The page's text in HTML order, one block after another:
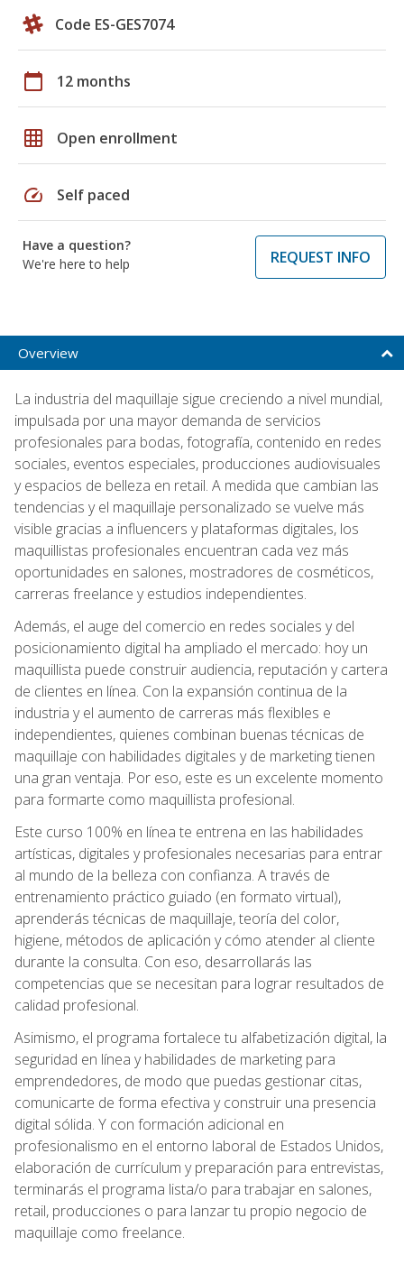
Code ES-GES7074
calendar_today 12 months
grid_on Open enrollment
speed Self paced
Have a question?
We're here to help
REQUEST INFO
Overview
La industria del maquillaje sigue creciendo a nivel mundial,
impulsada por una mayor demanda de servicios
profesionales para bodas, fotografía, contenido en redes
sociales, eventos especiales, producciones audiovisuales
y espacios de belleza en retail. A medida que cambian las
tendencias y el maquillaje personalizado se vuelve más
visible gracias a influencers y plataformas digitales, los
maquillistas profesionales encuentran cada vez más
oportunidades en salones, mostradores de cosméticos,
carreras freelance y estudios independientes.
Además, el auge del comercio en redes sociales y del
posicionamiento digital ha ampliado el mercado: hoy un
maquillista puede construir audiencia, reputación y cartera
de clientes en línea. Con la expansión continua de la
industria y el aumento de carreras más flexibles e
independientes, quienes combinan buenas técnicas de
maquillaje con habilidades digitales y de marketing tienen
una gran ventaja. Por eso, este es un excelente momento
para formarte como maquillista profesional.
Este curso 100% en línea te entrena en las habilidades
artísticas, digitales y profesionales necesarias para entrar
al mundo de la belleza con confianza. A través de
entrenamiento práctico guiado (en formato virtual),
aprenderás técnicas de maquillaje, teoría del color,
higiene, métodos de aplicación y cómo atender al cliente
durante la consulta. Con eso, desarrollarás las
competencias que se necesitan para lograr resultados de
calidad profesional.
Asimismo, el programa fortalece tu alfabetización digital, la
seguridad en línea y habilidades de marketing para
emprendedores, de modo que puedas gestionar citas,
comunicarte de forma efectiva y construir una presencia
digital sólida. Y con formación adicional en
profesionalismo en el entorno laboral de Estados Unidos,
elaboración de currículum y preparación para entrevistas,
terminarás el programa lista/o para trabajar en salones,
retail, producciones o para lanzar tu propio negocio de
maquillaje como freelance.